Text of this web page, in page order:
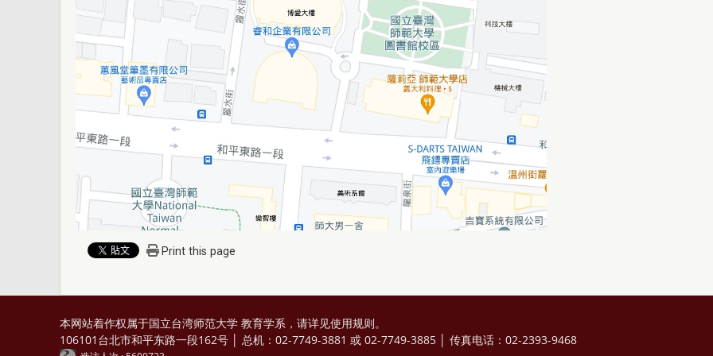
Print this page
本网站着作权属于国立台湾师范大学 教育学系，请详见使用规则。
106101台北市和平东路一段162号 │ 总机：02-7749-3881 或 02-7749-3885 │ 传真电话：02-2393-9468